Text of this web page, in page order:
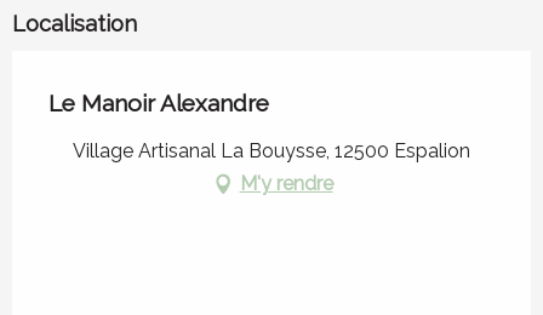
Localisation
Le Manoir Alexandre
Village Artisanal La Bouysse, 12500 Espalion
M'y rendre